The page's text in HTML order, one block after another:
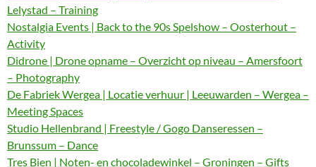
Lelystad – Training
Nostalgia Events | Back to the 90s Spelshow – Oosterhout –
Activity
Didrone | Drone opname – Overzicht op niveau – Amersfoort
– Photography
De Fabriek Wergea | Locatie verhuur | Leeuwarden – Wergea –
Meeting Spaces
Studio Hellenbrand | Freestyle / Gogo Danseressen –
Brunssum – Dance
Tres Bien | Noten- en chocoladewinkel – Groningen – Gifts